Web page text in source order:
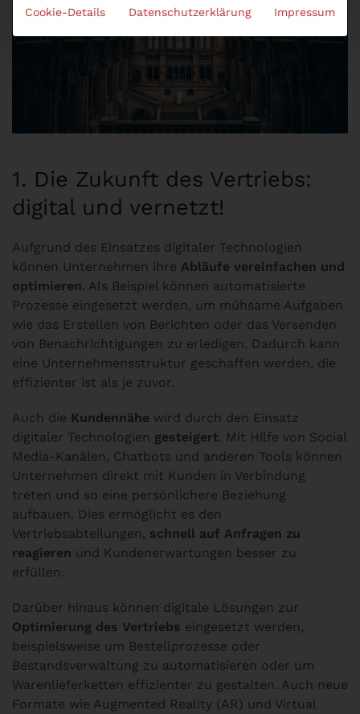
1. Die Zukunft des Vertriebs:
digital und vernetzt!
Aufgrund des Einsatzes digitaler Technologien
können Unternehmen ihre Abläufe vereinfachen und
optimieren. Als Beispiel können automatisierte
Prozesse eingesetzt werden, um mühsame Aufgaben
wie das Erstellen von Berichten oder das Versenden
von Benachrichtigungen zu erledigen. Dadurch kann
eine Unternehmensstruktur geschaffen werden, die
effizienter ist als je zuvor.
Auch die Kundennähe wird durch den Einsatz
digitaler Technologien gesteigert. Mit Hilfe von Social
Media-Kanälen, Chatbots und anderen Tools können
Unternehmen direkt mit Kunden in Verbindung
treten und so eine persönlichere Beziehung
aufbauen. Dies ermöglicht es den
Vertriebsabteilungen, schnell auf Anfragen zu
reagieren und Kundenerwartungen besser zu
erfüllen.
Darüber hinaus können digitale Lösungen zur
Optimierung des Vertriebs eingesetzt werden,
beispielsweise um Bestellprozesse oder
Bestandsverwaltung zu automatisieren oder um
Warenlieferketten effizienter zu gestalten. Auch neue
Formate wie Augmented Reality (AR) und Virtual
Cookie-Details Datenschutzerklärung Impressum